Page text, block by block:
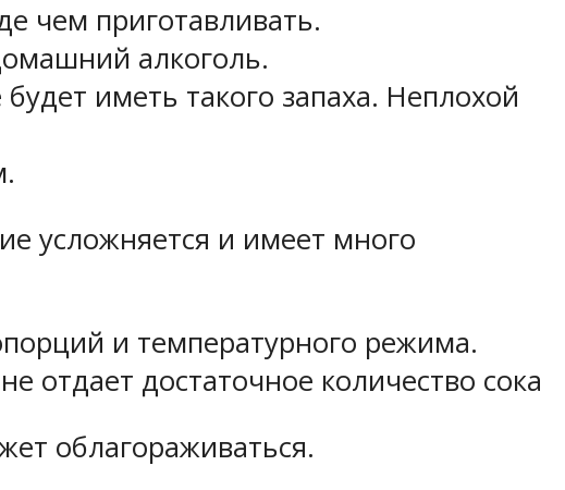
чем приготавливать.
алкоголь.
иметь такого запаха. Неплохой
усложняется и имеет много
и температурного режима.
отдает достаточное количество сока
облагораживаться.